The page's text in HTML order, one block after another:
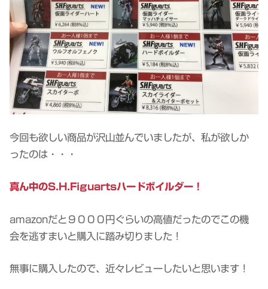
今回も欲しい商品が沢山並んでいましたが、私が欲しか
ったのは・・・
真ん中のS.H.Figuartsハードボイルダー！
amazonだと９０００円ぐらいの高値だったのでこの機
会を逃すまいと購入に踏み切りました！
無事に購入したので、近々レビューしたいと思います！